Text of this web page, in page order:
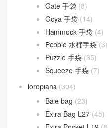
Sunshine(10)
Goyard(523)
Gucci (270)
LOEWE(349)
Cubi 斜挎包 (20)
Flamenco 手袋(23)
Gate 手袋
Goya 手袋(14)
Hammock 手袋(4)